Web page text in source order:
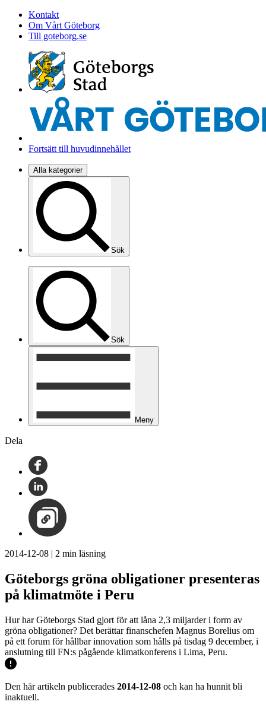
Kontakt
Om Vårt Göteborg
Till goteborg.se
Fortsätt till huvudinnehållet
Alla kategorier
Sök
Sök
Meny
Dela
2014-12-08 | 2 min läsning
Göteborgs gröna obligationer presenteras
på klimatmöte i Peru
Hur har Göteborgs Stad gjort för att låna 2,3 miljarder i form av
gröna obligationer? Det berättar finanschefen Magnus Borelius om
på ett forum för hållbar innovation som hålls på tisdag 9 december, i
anslutning till FN:s pågående klimatkonferens i Lima, Peru.
Den här artikeln publicerades 2014-12-08 och kan ha hunnit bli
inaktuell.